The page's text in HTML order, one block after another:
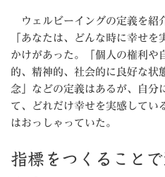
ウェルビーイングの定義を紹
「あなたは、どんな時に幸せ
かけがあった。「個人の権利や
的、精神的、社会的に良好な状
念」などの定義はあるが、自分
て、どれだけ幸せを実感してい
はおっしゃっていた。
指標をつくること